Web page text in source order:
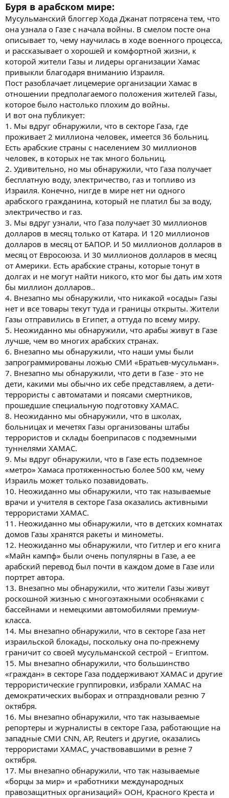
Буря в арабском мире:
Мусульманский блоггер Хода Джанат потрясена тем, что
она узнала о Газе с начала войны. В смелом посте она
описывает то, чему научилась в ходе военного процесса,
и рассказывает о хорошей и комфортной жизни, к
которой жители Газы и лидеры организации Хамас
привыкли благодаря вниманию Израиля.
Пост разоблачает лицемерие организации Хамас в
отношении предполагаемого положения жителей Газы,
которое было настолько плохим до войны.
И вот она публикует:
1. Мы вдруг обнаружили, что в секторе Газа, где
проживает 2 миллиона человек, имеется 36 больниц.
Есть арабские страны с населением 30 миллионов
человек, в которых не так много больниц.
2. Удивительно, но мы обнаружили, что Газа получает
бесплатную воду, электричество, газ и топливо из
Израиля. Конечно, нигде в мире нет ни одного
арабского гражданина, который не платил бы за воду,
электричество и газ.
3. Мы вдруг узнали, что Газа получает 30 миллионов
долларов в месяц только от Катара. И 120 миллионов
долларов в месяц от БАПОР. И 50 миллионов долларов в
месяц от Евросоюза. И 30 миллионов долларов в месяц
от Америки. Есть арабские страны, которые тонут в
долгах и не могут найти никого, кто мог бы дать им хотя
бы миллион долларов..
4. Внезапно мы обнаружили, что никакой «осады» Газы
нет и все товары текут туда и границы открыты. Жители
Газы отправились в Египет, а оттуда по всему миру.
5. Неожиданно мы обнаружили, что арабы живут в Газе
лучше, чем во многих арабских странах.
6. Внезапно мы обнаружили, что наши умы были
запрограммированы ложью СМИ «Братьев-мусульман».
7. Внезапно мы обнаружили, что дети в Газе - это не
дети, какими мы обычно их себе представляем, а дети-
террористы с автоматами и поясами смертников,
прошедшие специальную подготовку ХАМАС.
8. Неожиданно мы обнаружили, что в школах,
больницах и мечетях Газы организованы штабы
террористов и склады боеприпасов с подземными
туннелями ХАМАС.
9. Мы вдруг обнаружили, что в Газе есть подземное
«метро» Хамаса протяженностью более 500 км, чему
Израиль может только позавидовать.
10. Неожиданно мы обнаружили, что так называемые
врачи и учителя в секторе Газа оказались активными
террористами ХАМАС.
11. Неожиданно мы обнаружили, что в детских комнатах
домов Газы хранятся ракеты и минометы.
12. Неожиданно мы обнаружили, что Гитлер и его книга
«Майн кампф» были очень популярны в Газе, а ее
арабский перевод был почти в каждом доме в Газе или
портрет автора.
13. Внезапно мы обнаружили, что жители Газы живут
роскошной жизнью с многоэтажными особняками с
бассейнами и немецкими автомобилями премиум-
класса.
14. Мы внезапно обнаружили, что в секторе Газа нет
израильской блокады, поскольку она по-прежнему
граничит со своей мусульманской сестрой – Египтом.
15. Мы внезапно обнаружили, что большинство
«граждан» в секторе Газа поддерживают ХАМАС и другие
террористические группировки, избрали ХАМАС на
демократических выборах и отпраздновали резню 7
октября.
16. Мы внезапно обнаружили, что так называемые
репортеры и журналисты в секторе Газа, работающие на
западные СМИ CNN, AP, Reuters и другие, оказались
террористами ХАМАС, участвовавшими в резне 7
октября.
17. Мы внезапно обнаружили, что так называемые
«борцы за мир» и «работники международных
правозащитных организаций» ООН, Красного Креста и